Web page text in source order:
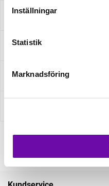
Inställningar
Statistik
Marknadsföring
Specifikation
Fråga om produkt
Recensioner